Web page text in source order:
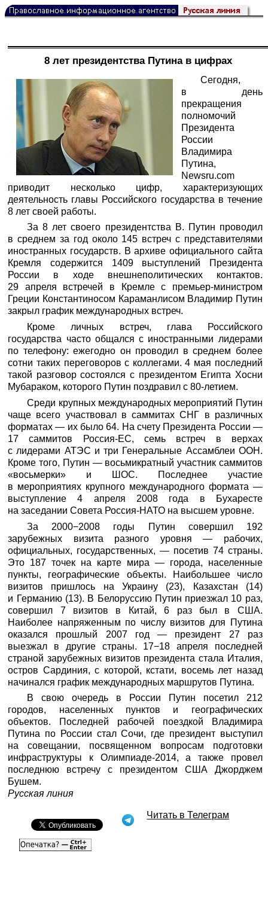
8 лет президентства Путина в цифрах
Сегодня,
в день
прекращения
полномочий
Президента
России
Владимира
Путина,
Newsru.com
приводит несколько цифр, характеризующих
деятельность главы Российского государства в течение
8 лет своей работы.
За 8 лет своего президентства В. Путин проводил
в среднем за год около 145 встреч с представителями
иностранных государств. В архиве официального сайта
Кремля содержится 1409 выступлений Президента
России в ходе внешнеполитических контактов.
29 апреля встречей в Кремле с премьер-министром
Греции Константиносом Караманлисом Владимир Путин
закрыл график международных встреч.
Кроме личных встреч, глава Российского
государства часто общался с иностранными лидерами
по телефону: ежегодно он проводил в среднем более
сотни таких переговоров с коллегами. 4 мая последний
такой разговор состоялся с президентом Египта Хосни
Мубараком, которого Путин поздравил с 80-летием.
Среди крупных международных мероприятий Путин
чаще всего участвовал в саммитах СНГ в различных
форматах — их было 64. На счету Президента России —
17 саммитов Россия-ЕС, семь встреч в верхах
с лидерами АТЭС и три Генеральные Ассамблеи ООН.
Кроме того, Путин — восьмикратный участник саммитов
«восьмерки» и ШОС. Последнее участие
в мероприятиях крупного международного формата —
выступление 4 апреля 2008 года в Бухаресте
на заседании Совета Россия-НАТО на высшем уровне.
За 2000−2008 годы Путин совершил 192
зарубежных визита разного уровня — рабочих,
официальных, государственных, — посетив 74 страны.
Это 187 точек на карте мира — города, населенные
пункты, географические объекты. Наибольшее число
визитов пришлось на Украину (23), Казахстан (14)
и Германию (13). В Белоруссию Путин приезжал 10 раз,
совершил 7 визитов в Китай, 6 раз был в США.
Наиболее напряженным по числу визитов для Путина
оказался прошлый 2007 год — президент 27 раз
выезжал в другие страны. 17−18 апреля последней
страной зарубежных визитов президента стала Италия,
остров Сардиния, с которой, кстати, восемь лет назад
начинался график международных маршрутов Путина.
В свою очередь в России Путин посетил 212
городов, населенных пунктов и географических
объектов. Последней рабочей поездкой Владимира
Путина по России стал Сочи, где президент выступил
на совещании, посвященном вопросам подготовки
инфраструктуры к Олимпиаде-2014, а также провел
последнюю встречу с президентом США Джорджем
Бушем.
Русская линия
Читать в Телеграм